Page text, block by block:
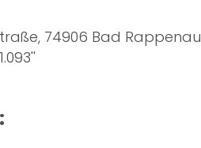
74906 Bad Rappenau